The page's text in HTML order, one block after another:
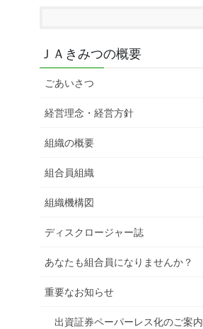
ＪＡきみつの概要
ごあいさつ
経営理念・経営方針
組織の概要
組合員組織
組織機構図
ディスクロージャー誌
あなたも組合員になりませんか？
重要なお知らせ
出資証券ペーパーレス化のご案内